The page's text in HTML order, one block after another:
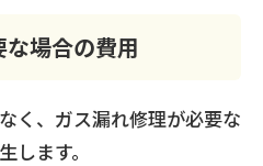
場合の費用
く、ガス漏れ修理が必要な
します。